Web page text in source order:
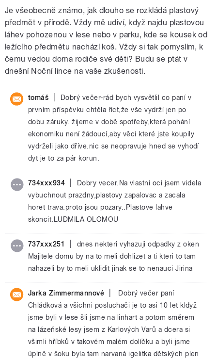
Je všeobecně známo, jak dlouho se rozkládá plastový
předmět v přírodě. Vždy mě udiví, když najdu plastovou
láhev pohozenou v lese nebo v parku, kde se kousek od
ležícího předmětu nachází koš. Vždy si tak pomyslím, k
čemu vedou doma rodiče své děti? Budu se ptát v
dnešní Noční lince na vaše zkušenosti.
tomáš
Dobrý večer-rád bych vysvětlil co paní v
prvním příspěvku chtěla říct,že vše vydrží jen po
dobu záruky. žijeme v době spotřeby,která pohání
ekonomiku není žádoucí,aby věci které jste koupily
vydrželi jako dříve.nic se neopravuje hned se vyhodí
dyt je to za pár korun.
734xxx934
Dobry vecer.Na vlastni oci jsem videla
vybuchnout prazdny,plastovy zapalovac a zacala
horet trava.proto jsou pozary..Plastove lahve
skoncit.LUDMILA OLOMOU
737xxx251
dnes nekteri vyhazuji odpadky z oken
Majitele domu by na to meli dohlizet a ti kteri to tam
nahazeli by to meli uklidit jinak se to nenauci Jirina
Jarka Zimmermannové
Dobrý večer paní
Chládková a všichni posluchači je to asi 10 let kldyž
jsme byli v lese šli jsme na linhart a potom směrem
na lázeňské lesy jsem z Karlových Varů a dcera si
všimli hříbků v takovém malém dolíčku a byli jsme
úplně v šoku byla tam narvaná igelitka dětských plen